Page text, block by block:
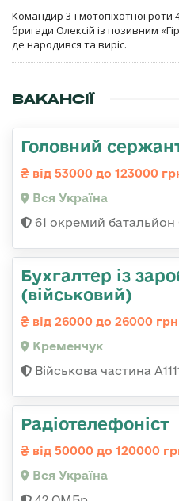
Командир 3-ї мотопіхотної роти
бригади Олексій із позивним
де народився та виріс.
ВАКАНСІЇ
Головний
від 53000 до 123000
Вся Україна
61 окремий
Бухгалтер із
(військовий)
від 26000 до 26000 грн
Кременчук
Військова частина
Радіотелефоніст
від 50000 до 120000
Вся Україна